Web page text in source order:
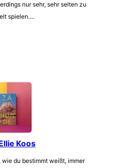
nur sehr, sehr selten zu
spielen.…
Koos
du bestimmt weißt, immer